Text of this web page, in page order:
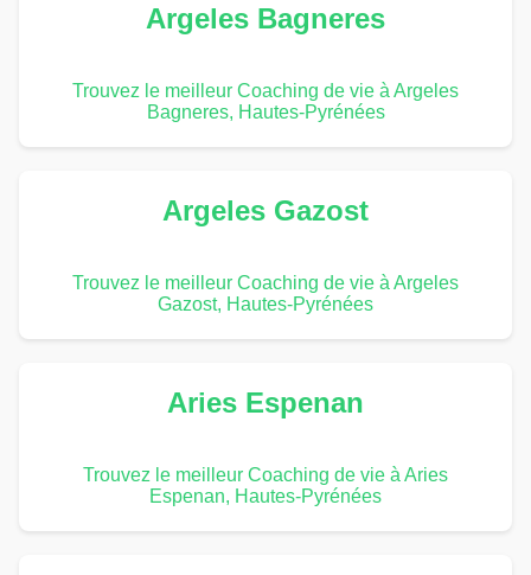
Argeles Bagneres
Trouvez le meilleur Coaching de vie à Argeles
Bagneres, Hautes-Pyrénées
Argeles Gazost
Trouvez le meilleur Coaching de vie à Argeles
Gazost, Hautes-Pyrénées
Aries Espenan
Trouvez le meilleur Coaching de vie à Aries
Espenan, Hautes-Pyrénées